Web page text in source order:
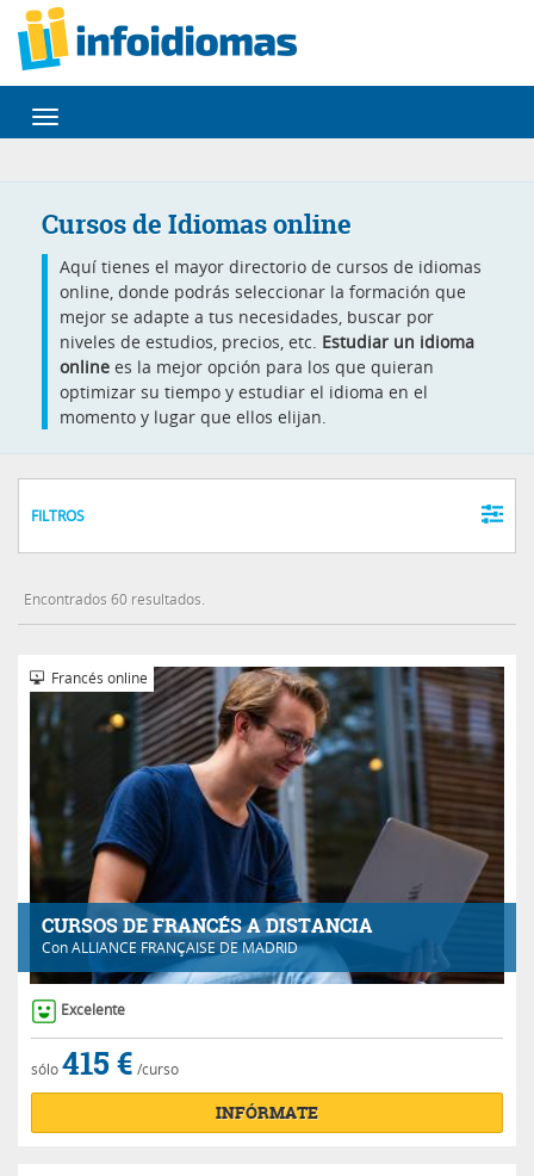
Desplegar
navegación
Cursos de Idiomas online
Aquí tienes el mayor directorio de cursos de idiomas
online, donde podrás seleccionar la formación que
mejor se adapte a tus necesidades, buscar por
niveles de estudios, precios, etc. Estudiar un idioma
online es la mejor opción para los que quieran
optimizar su tiempo y estudiar el idioma en el
momento y lugar que ellos elijan.
FILTROS
Encontrados 60 resultados.
CURSOS DE FRANCÉS A DISTANCIA
ConALLIANCE FRANÇAISE DE MADRID
Francés online
Excelente
sólo415 € /curso
INFÓRMATE